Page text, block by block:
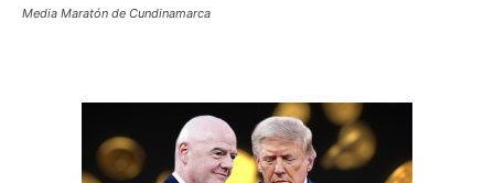
Media Maratón de Cundinamarca